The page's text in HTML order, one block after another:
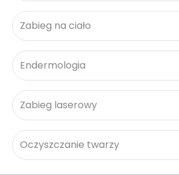
Zabieg na ciało
Endermologia
Zabieg laserowy
Oczyszczanie twarzy